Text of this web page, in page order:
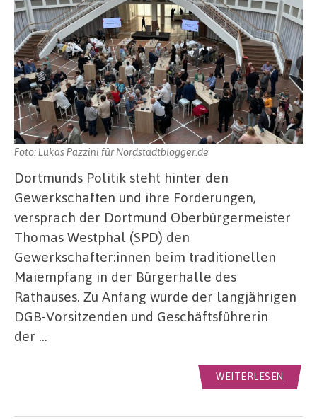
Foto: Lukas Pazzini für Nordstadtblogger.de
Dortmunds Politik steht hinter den
Gewerkschaften und ihre Forderungen,
versprach der Dortmund Oberbürgermeister
Thomas Westphal (SPD) den
Gewerkschafter:innen beim traditionellen
Maiempfang in der Bürgerhalle des
Rathauses. Zu Anfang wurde der langjährigen
DGB-Vorsitzenden und Geschäftsführerin
der …
WEITERLESEN